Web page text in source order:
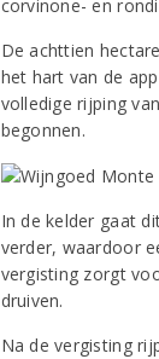
corvinone- en
De achttien
het hart van de
volledige rijping
begonnen.
In de kelder gaat
verder, waardoor
vergisting zorgt
druiven.
Na de vergisting